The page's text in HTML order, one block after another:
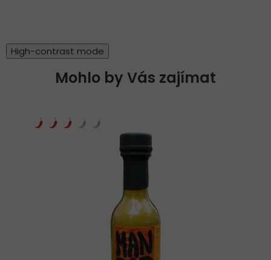
High-contrast mode
Mohlo by Vás zajímat